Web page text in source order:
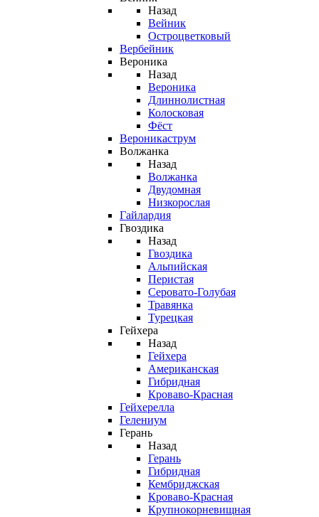
Назад
Вейник
Остроцветковый
Вербейник
Вероника
Назад
Вероника
Длиннолистная
Колосковая
Фёст
Вероникаструм
Волжанка
Назад
Волжанка
Двудомная
Низкорослая
Гайлардия
Гвоздика
Назад
Гвоздика
Альпийская
Перистая
Серовато-Голубая
Травянка
Турецкая
Гейхера
Назад
Гейхера
Американская
Гибридная
Кроваво-Красная
Гейхерелла
Гелениум
Герань
Назад
Герань
Гибридная
Кембриджская
Кроваво-Красная
Крупнокорневищная